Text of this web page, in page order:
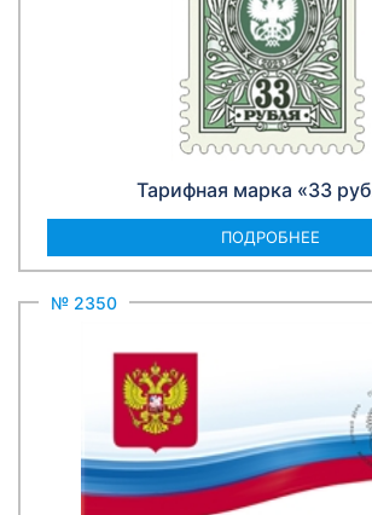
Тарифная марка «33
ПОДРОБНЕЕ
№ 2350